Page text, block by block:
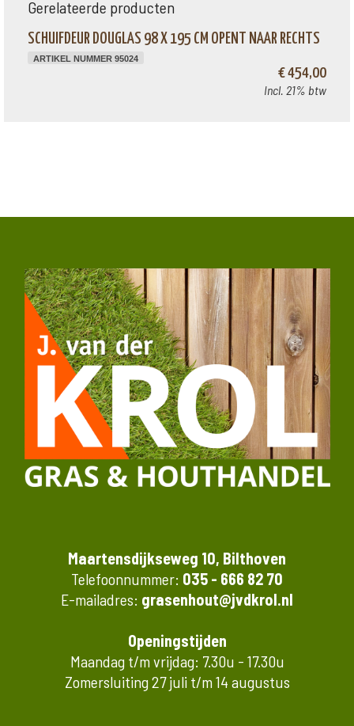
Gerelateerde producten
SCHUIFDEUR DOUGLAS 98 X 195 CM OPENT NAAR RECHTS
ARTIKEL NUMMER 95024
€ 454,00
Incl. 21% btw
Maartensdijkseweg 10, Bilthoven
Telefoonnummer: 035 - 666 82 70
E-mailadres: grasenhout@jvdkrol.nl
Openingstijden
Maandag t/m vrijdag: 7.30u - 17.30u
Zomersluiting 27 juli t/m 14 augustus